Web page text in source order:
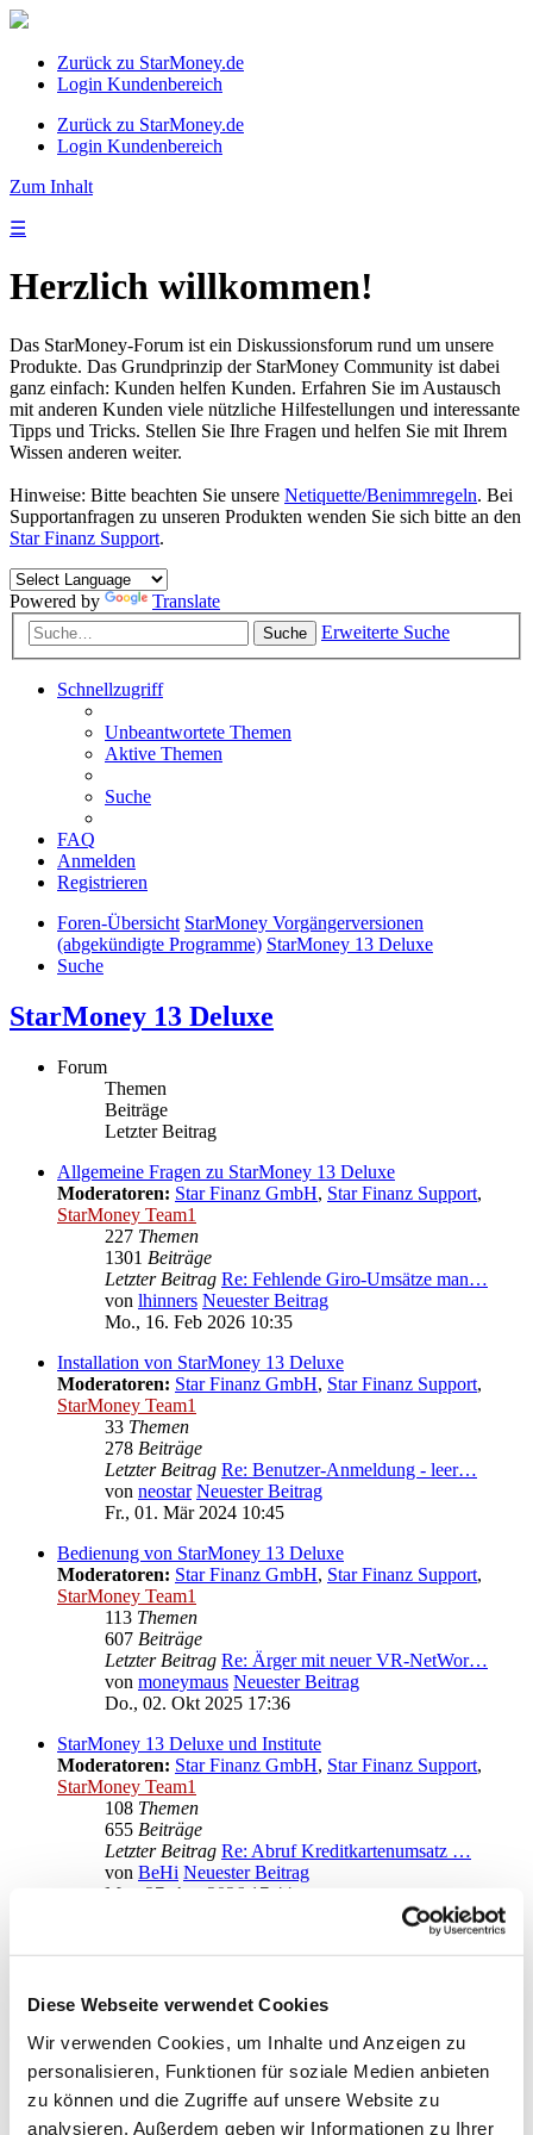
Diese Webseite verwendet Cookies
Wir verwenden Cookies, um Inhalte und Anzeigen zu
personalisieren, Funktionen für soziale Medien anbieten
zu können und die Zugriffe auf unsere Website zu
analysieren. Außerdem geben wir Informationen zu Ihrer
Zurück zu StarMoney.de
Login Kundenbereich
Zurück zu StarMoney.de
Login Kundenbereich
Zum Inhalt
☰
Herzlich willkommen!
Das StarMoney-Forum ist ein Diskussionsforum rund um unsere
Produkte. Das Grundprinzip der StarMoney Community ist dabei
ganz einfach: Kunden helfen Kunden. Erfahren Sie im Austausch
mit anderen Kunden viele nützliche Hilfestellungen und interessante
Tipps und Tricks. Stellen Sie Ihre Fragen und helfen Sie mit Ihrem
Wissen anderen weiter.
Hinweise: Bitte beachten Sie unsere Netiquette/Benimmregeln. Bei
Supportanfragen zu unseren Produkten wenden Sie sich bitte an den
Star Finanz Support.
Powered by Translate
Suche Erweiterte Suche
Schnellzugriff
Unbeantwortete Themen
Aktive Themen
Suche
FAQ
Anmelden
Registrieren
Foren-Übersicht StarMoney Vorgängerversionen
(abgekündigte Programme) StarMoney 13 Deluxe
Suche
StarMoney 13 Deluxe
Forum
Themen
Beiträge
Letzter Beitrag
Allgemeine Fragen zu StarMoney 13 Deluxe
Moderatoren: Star Finanz GmbH, Star Finanz Support,
StarMoney Team1
227 Themen
1301 Beiträge
Letzter Beitrag Re: Fehlende Giro-Umsätze man…
von lhinners Neuester Beitrag
Mo., 16. Feb 2026 10:35
Installation von StarMoney 13 Deluxe
Moderatoren: Star Finanz GmbH, Star Finanz Support,
StarMoney Team1
33 Themen
278 Beiträge
Letzter Beitrag Re: Benutzer-Anmeldung - leer…
von neostar Neuester Beitrag
Fr., 01. Mär 2024 10:45
Bedienung von StarMoney 13 Deluxe
Moderatoren: Star Finanz GmbH, Star Finanz Support,
StarMoney Team1
113 Themen
607 Beiträge
Letzter Beitrag Re: Ärger mit neuer VR-NetWor…
von moneymaus Neuester Beitrag
Do., 02. Okt 2025 17:36
StarMoney 13 Deluxe und Institute
Moderatoren: Star Finanz GmbH, Star Finanz Support,
StarMoney Team1
108 Themen
655 Beiträge
Letzter Beitrag Re: Abruf Kreditkartenumsatz …
von BeHi Neuester Beitrag
Mo., 27. Apr 2026 17:44
Anregungen und Wünsche zu StarMoney 13 Deluxe
Moderatoren: Star Finanz GmbH,Star Finanz Support,
Gehe zu
Star Finanz GmbH
↳ Ankündigungen der Star Finanz GmbH
↳ Inhalte OnlineUpdates (Produktaktualisierungen)